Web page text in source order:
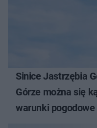
Sinice Jastrzębia
Górze można się
warunki pogodowe